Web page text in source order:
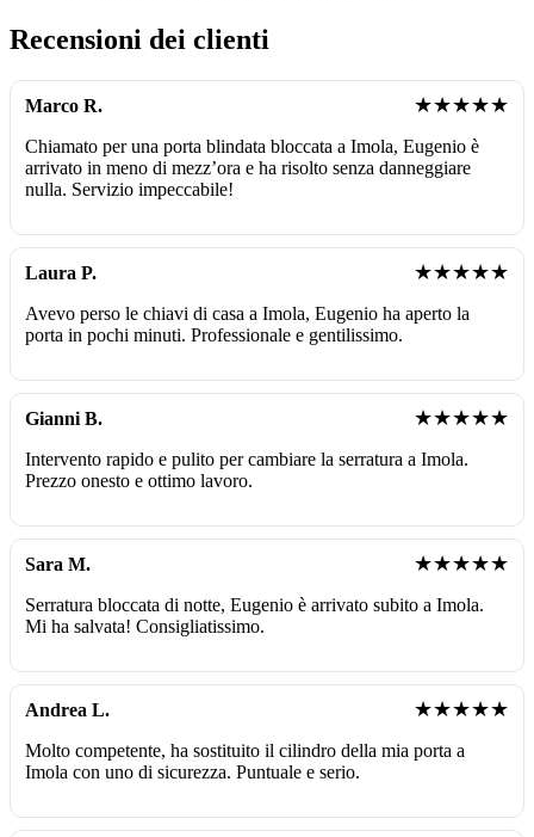
Recensioni dei clienti
Marco R. ★★★★★
Chiamato per una porta blindata bloccata a Imola, Eugenio è
arrivato in meno di mezz’ora e ha risolto senza danneggiare
nulla. Servizio impeccabile!
Laura P. ★★★★★
Avevo perso le chiavi di casa a Imola, Eugenio ha aperto la
porta in pochi minuti. Professionale e gentilissimo.
Gianni B. ★★★★★
Intervento rapido e pulito per cambiare la serratura a Imola.
Prezzo onesto e ottimo lavoro.
Sara M. ★★★★★
Serratura bloccata di notte, Eugenio è arrivato subito a Imola.
Mi ha salvata! Consigliatissimo.
Andrea L. ★★★★★
Molto competente, ha sostituito il cilindro della mia porta a
Imola con uno di sicurezza. Puntuale e serio.